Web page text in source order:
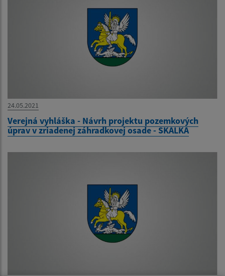
24.05.2021
Verejná vyhláška - Návrh projektu pozemkových
úprav v zriadenej záhradkovej osade - SKALKA